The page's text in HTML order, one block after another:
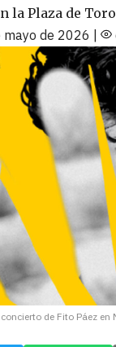
la Plaza de
mayo de 2026
de Fito Páez